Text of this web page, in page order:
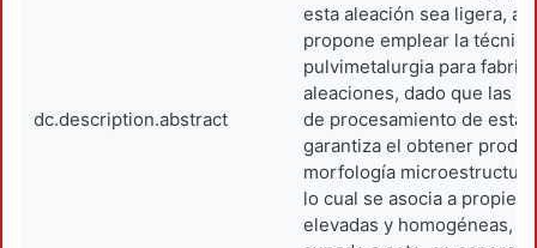
dc.description.abstract
esta aleación sea ligera,
propone emplear la
pulvimetalurgia para
aleaciones, dado que las
de procesamiento de esta
garantiza el obtener
morfología
lo cual se asocia a
elevadas y homogéneas,